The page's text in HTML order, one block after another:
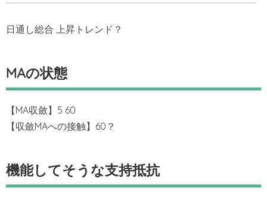
日通し総合 上昇トレンド？
MAの状態
【MA収斂】5 60
【収斂MAへの接触】60？
機能してそうな支持抵抗